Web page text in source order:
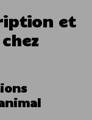
et